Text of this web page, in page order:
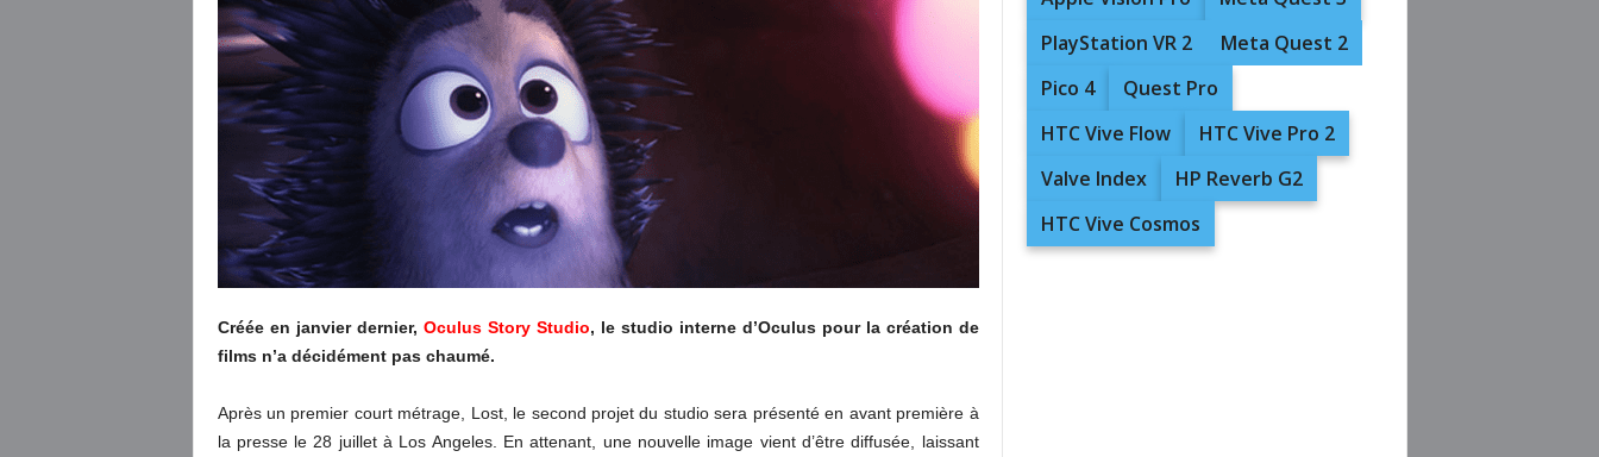
Créée en janvier dernier, Oculus Story Studio, le studio interne d’Oculus pour la création de
films n’a décidément pas chaumé.
Après un premier court métrage, Lost, le second projet du studio sera présenté en avant première à
la presse le 28 juillet à Los Angeles. En attenant, une nouvelle image vient d’être diffusée, laissant
PlayStation VR 2
Meta Quest 2
Pico 4
Quest Pro
HTC Vive Flow
HTC Vive Pro 2
Valve Index
HP Reverb G2
HTC Vive Cosmos